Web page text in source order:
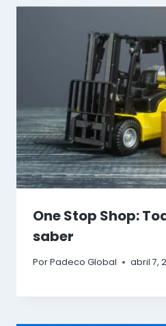
One Stop Shop:
saber
PorPadeco Global abril 7,